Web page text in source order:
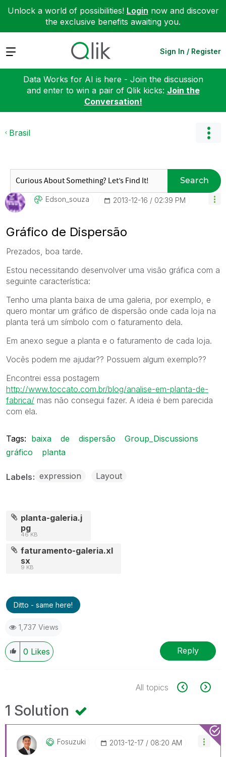
Unlock a world of possibilities! Login now and discover
the exclusive benefits awaiting you.
Expand Sign In / Register
Data Works for AI is here - Join the discussion
and enter to win a pair of Qlik kicks: Join the
Conversation!
Brasil
Search
Edson_souza ‎2013-12-16 02:39 PM
Gráfico de Dispersão
Prezados, boa tarde.
Estou necessitando desenvolver uma visão gráfica com a
seguinte característica:
Tenho uma planta baixa de uma galeria, por exemplo, e
quero montar um gráfico de dispersão onde cada loja na
planta terá um símbolo com o faturamento dela.
Em anexo segue a planta e o faturamento de cada loja.
Vocês podem me ajudar?? Possuem algum exemplo??
Encontrei essa postagem
http://www.toccato.com.br/blog/analise-em-planta-de-
fabrica/ mas não consegui fazer. A ideia é bem parecida
com ela.
Tags: baixa de dispersão
Group_Discussions
gráfico
planta
Labels expression Layout
planta-galeria.j
pg
46 KB
faturamento-galeria.xl
sx
9 KB
Ditto - same here!
1,737 Views
0 Likes Reply
All topics
1 Solution
Fosuzuki ‎2013-12-17 08:20 AM